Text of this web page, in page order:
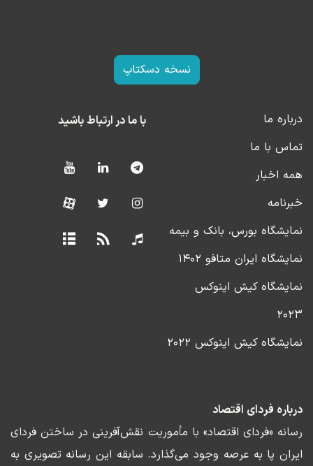
نسخه دسکتاپ
درباره ما
تماس با ما
همه اخبار
خبرنامه
نمایشگاه بورس، بانک و بیمه
نمایشگاه ایران متافو ۱۴۰۲
نمایشگاه کیش اینوکس
۲۰۲۳
نمایشگاه کیش اینوکس ۲۰۲۲
با ما در ارتباط باشید
درباره فردای اقتصاد
رسانه «فردای اقتصاد» با مأموریت نقش‌آفرینی در ساختن فردای
ایران پا به عرصه وجود می‌گذارد. سابقه این رسانه تصویری به